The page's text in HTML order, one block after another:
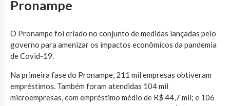
Pronampe
O Pronampe foi criado no conjunto de medidas lançadas pelo
governo para amenizar os impactos econômicos da pandemia
de Covid-19.
Na primeira fase do Pronampe, 211 mil empresas obtiveram
empréstimos. Também foram atendidas 104 mil
microempresas, com empréstimo médio de R$ 44,7 mil; e 106